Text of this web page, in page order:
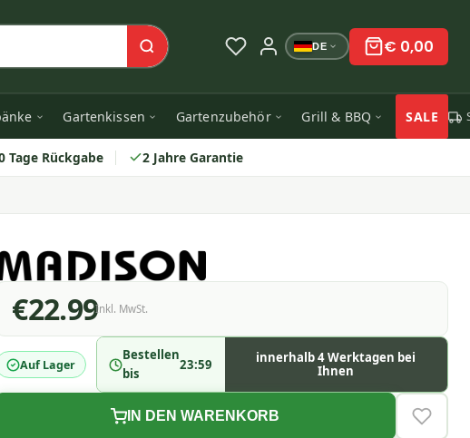
DE € 0,00
Gartenkissen Gartenzubehör Grill & BBQ SALE
Tage Rückgabe 2 Jahre Garantie
€22.99Inkl. MwSt.
Auf Lager
Bestellen
bis
23:59
innerhalb 4 Werktagen bei
Ihnen
IN DEN WARENKORB